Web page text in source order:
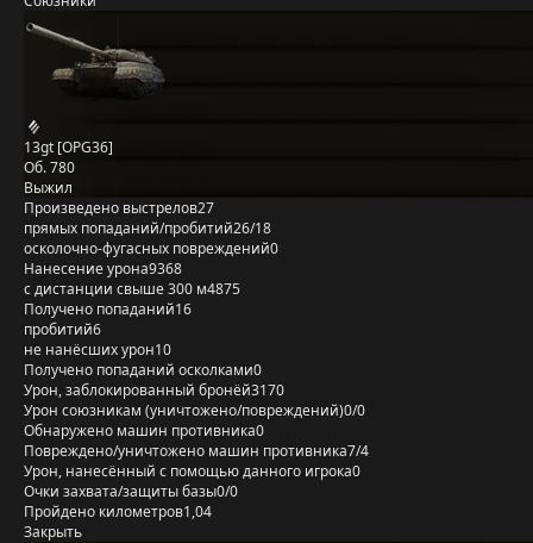
13gt [OPG36]
Об. 780
Выжил
Произведено выстрелов27
прямых попаданий/пробитий26/18
осколочно-фугасных повреждений0
Нанесение урона9368
с дистанции свыше 300 м4875
Получено попаданий16
пробитий6
не нанёсших урон10
Получено попаданий осколками0
Урон, заблокированный бронёй3170
Урон союзникам (уничтожено/повреждений)0/0
Обнаружено машин противника0
Повреждено/уничтожено машин противника7/4
Урон, нанесённый с помощью данного игрока0
Очки захвата/защиты базы0/0
Пройдено километров1,04
Закрыть